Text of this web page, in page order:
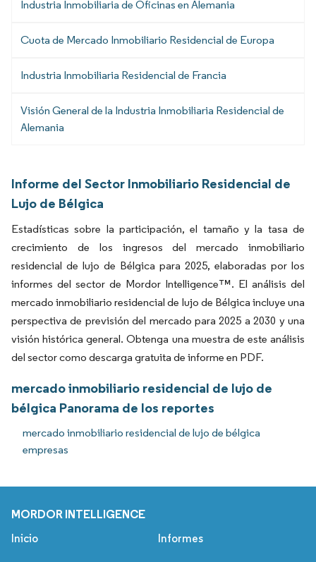
Industria Inmobiliaria de Oficinas en Alemania
Cuota de Mercado Inmobiliario Residencial de Europa
Industria Inmobiliaria Residencial de Francia
Visión General de la Industria Inmobiliaria Residencial de
Alemania
Informe del Sector Inmobiliario Residencial de
Lujo de Bélgica
Estadísticas sobre la participación, el tamaño y la tasa de
crecimiento de los ingresos del mercado inmobiliario
residencial de lujo de Bélgica para 2025, elaboradas por los
informes del sector de Mordor Intelligence™. El análisis del
mercado inmobiliario residencial de lujo de Bélgica incluye una
perspectiva de previsión del mercado para 2025 a 2030 y una
visión histórica general. Obtenga una muestra de este análisis
del sector como descarga gratuita de informe en PDF.
mercado inmobiliario residencial de lujo de
bélgica Panorama de los reportes
mercado inmobiliario residencial de lujo de bélgica
empresas
MORDOR INTELLIGENCE
Inicio Informes